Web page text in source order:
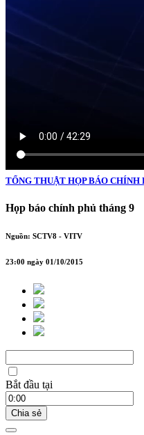
TỔNG THUẬT HỌP BÁO CHÍNH
Họp báo chính phủ tháng 9
Nguồn: SCTV8 - VITV
23:00 ngày 01/10/2015
Bắt đầu tại
Chia sẻ